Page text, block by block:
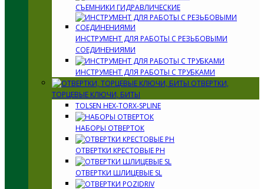
СЪЕМНИКИ ГИДРАВЛИЧЕСКИЕ
ИНСТРУМЕНТ ДЛЯ РАБОТЫ С РЕЗЬБОВЫМИ
СОЕДИНЕНИЯМИ
ИНСТРУМЕНТ ДЛЯ РАБОТЫ С ТРУБКАМИ
ОТВЕРТКИ,
ТОРЦЕВЫЕ КЛЮЧИ, БИТЫ
TOLSEN HEX-TORX-SPLINE
НАБОРЫ ОТВЕРТОК
ОТВЕРТКИ КРЕСТОВЫЕ PH
ОТВЕРТКИ ШЛИЦЕВЫЕ SL